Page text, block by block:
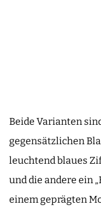
Beide Varianten
gegensätzlichen
leuchtend blaues
und die andere ein
einem geprägten